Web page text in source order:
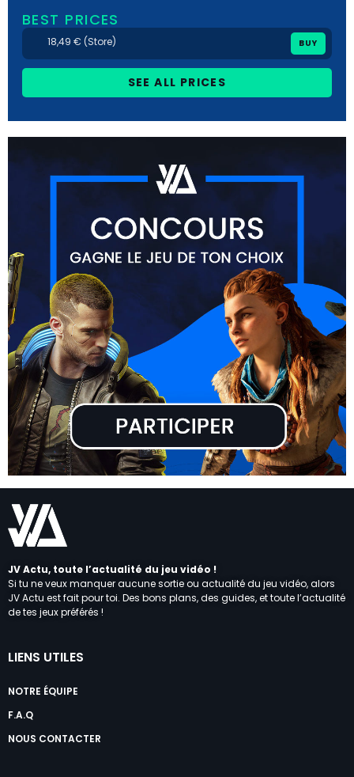
BEST PRICES
18,49 € (Store) BUY
SEE ALL PRICES
JV Actu, toute l’actualité du jeu vidéo !
Si tu ne veux manquer aucune sortie ou actualité du jeu vidéo, alors
JV Actu est fait pour toi. Des bons plans, des guides, et toute l’actualité
de tes jeux préférés !
LIENS UTILES
NOTRE ÉQUIPE
F.A.Q
NOUS CONTACTER